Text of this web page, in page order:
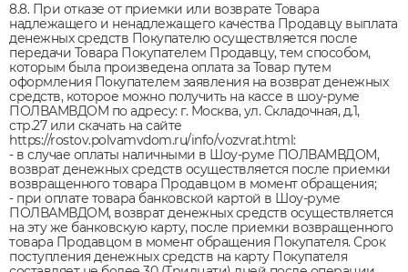
8.8. При отказе от приемки или возврате Товара
надлежащего и ненадлежащего качества Продавцу выплата
денежных средств Покупателю осуществляется после
передачи Товара Покупателем Продавцу, тем способом,
которым была произведена оплата за Товар путем
оформления Покупателем заявления на возврат денежных
средств, которое можно получить на кассе в шоу-руме
ПОЛВАМВДОМ по адресу: г. Москва, ул. Складочная, д.1,
стр.27 или скачать на сайте
https://rostov.polvamvdom.ru/info/vozvrat.html:
- в случае оплаты наличными в Шоу-руме ПОЛВАМВДОМ,
возврат денежных средств осуществляется после приемки
возвращенного товара Продавцом в момент обращения;
- при оплате товара банковской картой в Шоу-руме
ПОЛВАМВДОМ, возврат денежных средств осуществляется
на эту же банковскую карту, после приемки возвращенного
товара Продавцом в момент обращения Покупателя. Срок
поступления денежных средств на карту Покупателя